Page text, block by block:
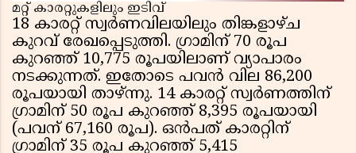
മറ്റ് കാരറ്റുകളിലും ഇടിവ്
18 കാരറ്റ് സ്വർണവിലയിലും തിങ്കളാഴ്ച
കുറവ് രേഖപ്പെടുത്തി. ഗ്രാമിന് 70 രൂപ
കുറഞ്ഞ് 10,775 രൂപയിലാണ് വ്യാപാരം
നടക്കുന്നത്. ഇതോടെ പവൻ വില 86,200
രൂപയായി താഴ്ന്നു. 14 കാരറ്റ് സ്വർണത്തിന്
ഗ്രാമിന് 50 രൂപ കുറഞ്ഞ് 8,395 രൂപയായി
(പവന് 67,160 രൂപ). ഒൻപത് കാരറ്റിന്
ഗ്രാമിന് 35 രൂപ കുറഞ്ഞ് 5,415